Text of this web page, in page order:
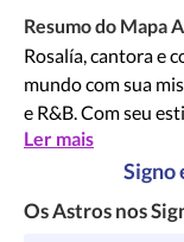
Resumo do Mapa
Rosalía, cantora e
mundo com sua
e R&B. Com seu
Ler mais
Signo
Os Astros nos